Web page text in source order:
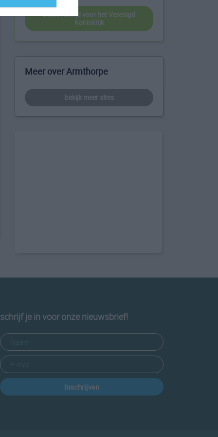
beste reistijd voor het Verenigd
Koninkrijk
Meer over Armthorpe
bekijk meer sites
schrijf je in voor onze nieuwsbrief!
Inschrijven